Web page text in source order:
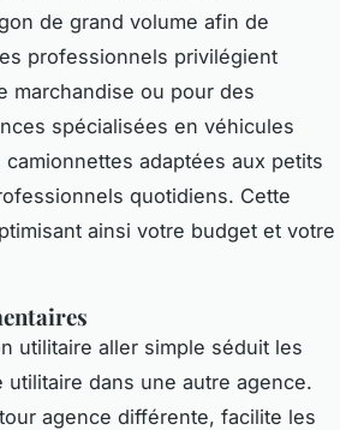
de grand volume afin de
professionnels privilégient
marchandise ou pour des
spécialisées en véhicules
adaptées aux petits
quotidiens. Cette
ainsi votre budget et votre
utilitaire aller simple séduit les
dans une autre agence.
agence différente, facilite les